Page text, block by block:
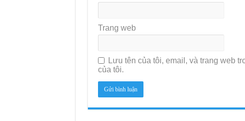
Trang web
Lưu tên của tôi, email, và trang web
của tôi.